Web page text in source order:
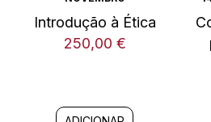
Introdução à Ética
250,00 €